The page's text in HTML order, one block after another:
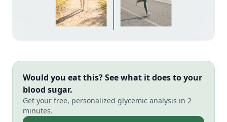
Would you eat this? See what it does to your
blood sugar.
Get your free, personalized glycemic analysis in 2
minutes.